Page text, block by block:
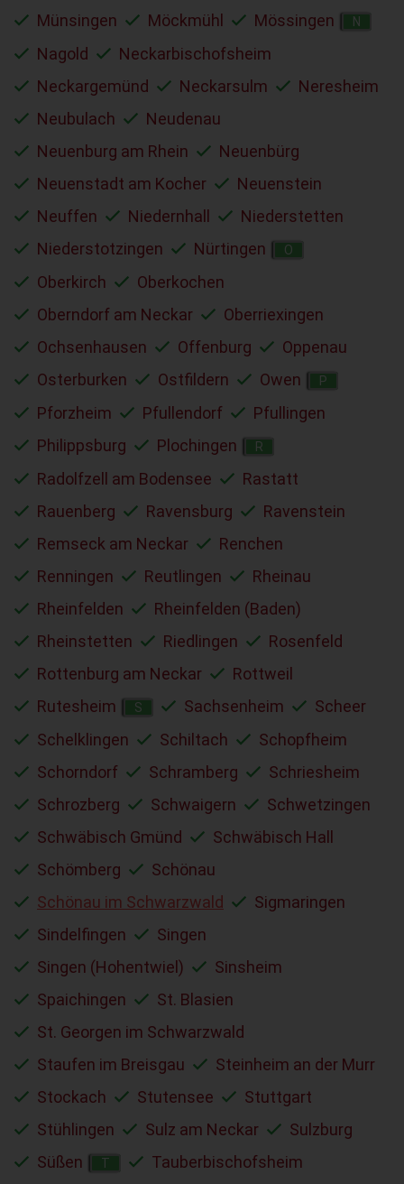
Münsingen
Möckmühl Mössingen N
Nagold
Neckarbischofsheim
Neckargemünd
Neckarsulm
Neresheim
Neubulach
Neudenau
Neuenburg am Rhein
Neuenbürg
Neuenstadt am Kocher
Neuenstein
Neuffen
Niedernhall
Niederstetten
Niederstotzingen
Nürtingen O
Oberkirch
Oberkochen
Oberndorf am Neckar
Oberriexingen
Ochsenhausen
Offenburg
Oppenau
Osterburken
Ostfildern Owen P
Pforzheim Pfullendorf
Pfullingen
Philippsburg
Plochingen R
Radolfzell am Bodensee
Rastatt
Rauenberg
Ravensburg
Ravenstein
Remseck am Neckar
Renchen
Renningen
Reutlingen
Rheinau
Rheinfelden
Rheinfelden (Baden)
Rheinstetten
Riedlingen
Rosenfeld
Rottenburg am Neckar
Rottweil
Rutesheim
S Sachsenheim
Scheer
Schelklingen
Schiltach
Schopfheim
Schorndorf
Schramberg
Schriesheim
Schrozberg
Schwaigern
Schwetzingen
Schwäbisch Gmünd
Schwäbisch Hall
Schömberg
Schönau
Schönau im Schwarzwald
Sigmaringen
Sindelfingen
Singen
Singen (Hohentwiel)
Sinsheim
Spaichingen
St. Blasien
St. Georgen im Schwarzwald
Staufen im Breisgau
Steinheim an der Murr
Stockach
Stutensee
Stuttgart
Stühlingen
Sulz am Neckar
Sulzburg
Süßen
T
Tauberbischofsheim